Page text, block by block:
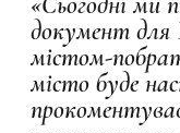
документ для
містом-
місто буде